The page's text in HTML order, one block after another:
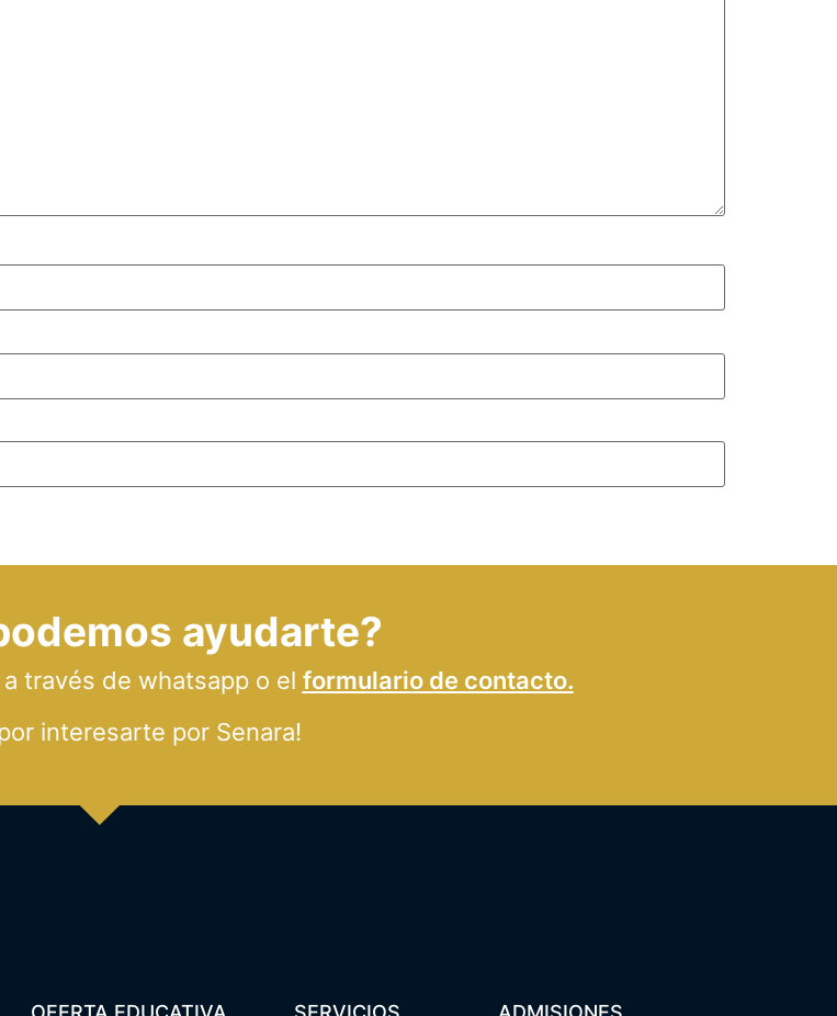
ayudarte?
través de whatsapp o el formulario de contacto.
interesarte por Senara!